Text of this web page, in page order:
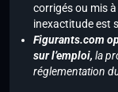
corrigés ou mis
inexactitude est
Figurants.com
sur l’emploi, la
réglementation